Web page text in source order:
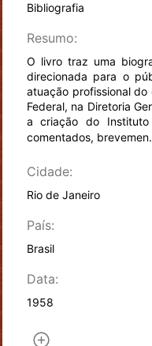
Bibliografia
Resumo:
O livro traz uma
direcionada para o
atuação profissional
Federal, na Diretoria
a criação do
comentados,
Cidade:
Rio de Janeiro
País:
Brasil
Data:
1958